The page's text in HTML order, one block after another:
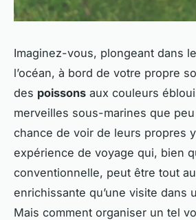
Imaginez-vous, plongeant dans
l’océan, à bord de votre propre
des poissons aux couleurs
merveilles sous-marines que
chance de voir de leurs propres
expérience de voyage qui, bien
conventionnelle, peut être tout
enrichissante qu’une visite dans
Mais comment organiser un tel